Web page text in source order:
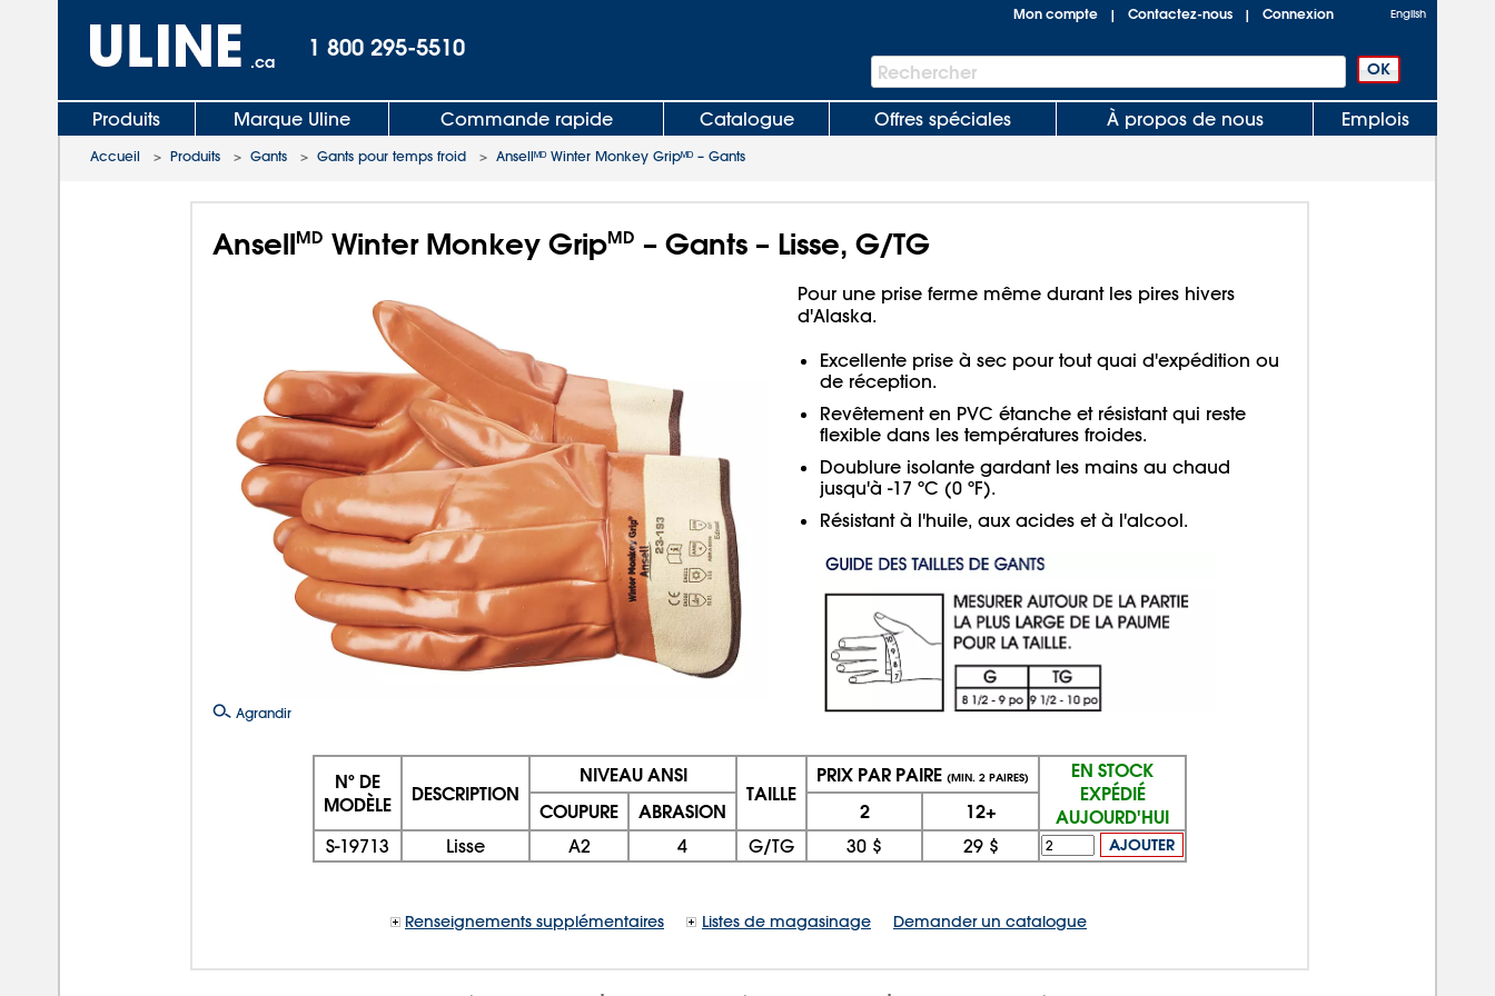
.ca
1 800 295-5510
Mon compte | Contactez-nous | Connexion English
Barre
de
recherche
Rechercher
Produits Marque Uline Commande rapide Catalogue Offres spéciales À propos de nous Emplois
Accueil > Produits > Gants > Gants pour temps froid > Ansellᴹᴰ Winter Monkey Gripᴹᴰ – Gants
AnsellMD Winter Monkey GripMD – Gants – Lisse, G/TG
Agrandir
Pour une prise ferme même durant les pires hivers
d'Alaska.
Excellente prise à sec pour tout quai d'expédition ou
de réception.
Revêtement en PVC étanche et résistant qui reste
flexible dans les températures froides.
Doublure isolante gardant les mains au chaud
jusqu'à -17 ºC (0 ºF).
Résistant à l'huile, aux acides et à l'alcool.
Nº DE
MODÈLE
DESCRIPTION
NIVEAU ANSI
TAILLE
PRIX PAR PAIRE (MIN. 2 PAIRES)
EN STOCK
EXPÉDIÉ
AUJOURD'HUI
COUPURE ABRASION 2 12+
S-19713 Lisse A2 4 G/TG 30 $ 29 $ AJOUTER
Renseignements supplémentaires Listes de magasinage Demander un catalogue